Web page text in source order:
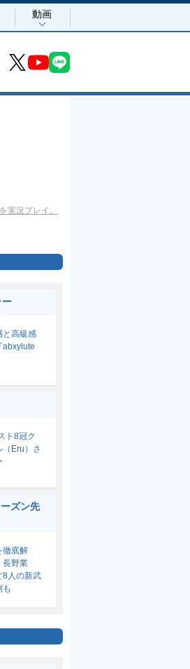
動画
実況プレイ。
ー
と高級感
abxylute
ト8冠ク
（Eru）さ
ズン先
徹底解
野業
8人の新武
も